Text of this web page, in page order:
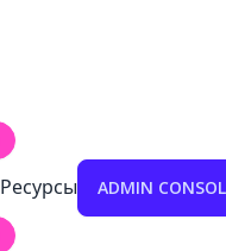
Ресурсы ADMIN